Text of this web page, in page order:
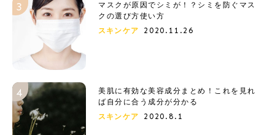
マスクが原因でシミが！？シミを防ぐマス
クの選び方使い方
スキンケア
2020.11.26
美肌に有効な美容成分まとめ！これを見れ
ば自分に合う成分が分かる
スキンケア
2020.8.1